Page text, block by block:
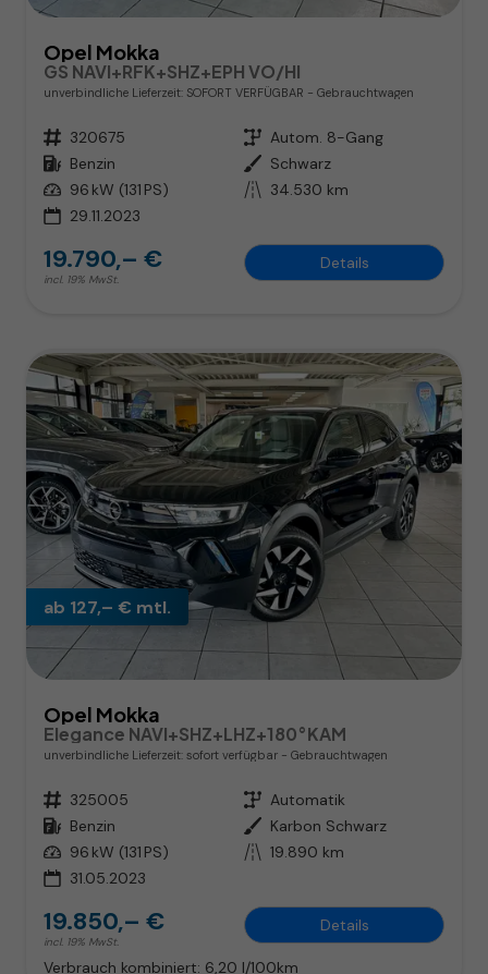
Opel Mokka
GS NAVI+RFK+SHZ+EPH VO/HI
unverbindliche Lieferzeit: SOFORT VERFÜGBAR Gebrauchtwagen
Fahrzeugnr. 320675 Getriebe Autom. 8-Gang
Kraftstoff Benzin Außenfarbe Schwarz
Leistung 96 kW (131 PS) Kilometerstand 34.530 km
29.11.2023
19.790,– €
incl. 19% MwSt.
Details
ab 127,– € mtl.
Opel Mokka
Elegance NAVI+SHZ+LHZ+180°KAM
unverbindliche Lieferzeit: sofort verfügbar Gebrauchtwagen
Fahrzeugnr. 325005 Getriebe Automatik
Kraftstoff Benzin Außenfarbe Karbon Schwarz
Leistung 96 kW (131 PS) Kilometerstand 19.890 km
31.05.2023
19.850,– €
incl. 19% MwSt.
Details
Verbrauch kombiniert: 6,20 l/100km